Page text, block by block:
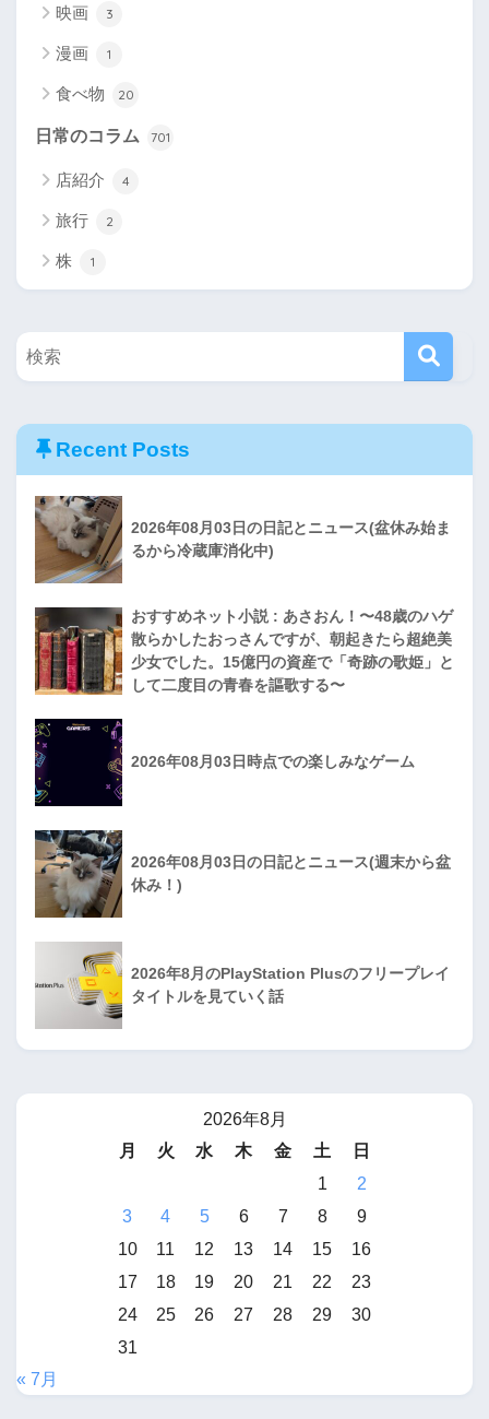
映画 3
漫画 1
食べ物 20
日常のコラム 701
店紹介 4
旅行 2
株 1
Recent Posts
2026年08月03日の日記とニュース(盆休み始ま
るから冷蔵庫消化中)
おすすめネット小説 : あさおん！〜48歳のハゲ
散らかしたおっさんですが、朝起きたら超絶美
少女でした。15億円の資産で「奇跡の歌姫」と
して二度目の青春を謳歌する〜
2026年08月03日時点での楽しみなゲーム
2026年08月03日の日記とニュース(週末から盆
休み！)
2026年8月のPlayStation Plusのフリープレイ
タイトルを見ていく話
2026年8月
月
火 水 木 金 土
日
1
2
3
4 5 6 7 8
9
10
11 12 13 14 15
16
17
18 19 20 21 22
23
24
25 26 27 28 29
30
31
« 7月